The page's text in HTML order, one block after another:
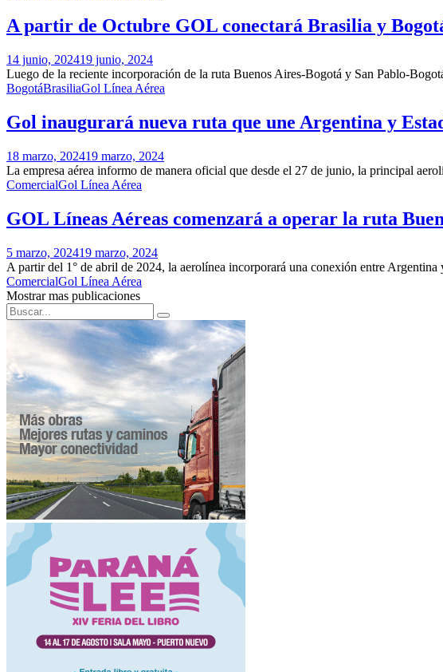
A partir de Octubre GOL conectará Brasilia y
14 junio, 202419 junio, 2024
Luego de la reciente incorporación de la ruta Buenos Aires-Bogotá y San Pablo-
BogotáBrasiliaGol Línea Aérea
Gol inaugurará nueva ruta que une Argentina y
18 marzo, 202419 marzo, 2024
La empresa aérea informo de manera oficial que desde el 27 de junio, la principal
ComercialGol Línea Aérea
GOL Líneas Aéreas comenzará a operar la ruta
5 marzo, 202419 marzo, 2024
A partir del 1° de abril de 2024, la aerolínea incorporará una conexión entre
ComercialGol Línea Aérea
Mostrar mas publicaciones
Search
for:
Search